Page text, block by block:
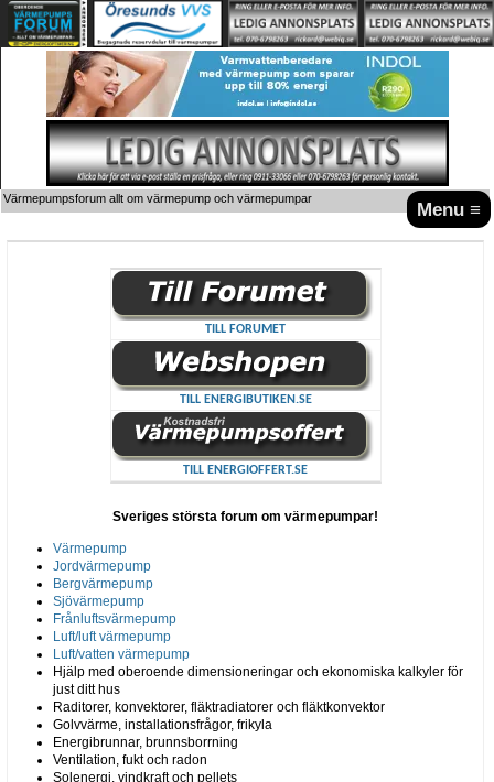
Menu ≡
Värmepumpsforum allt om värmepump och värmepumpar
TILL FORUMET
TILL ENERGIBUTIKEN.SE
TILL ENERGIOFFERT.SE
Sveriges största forum om värmepumpar!
Värmepump
Jordvärmepump
Bergvärmepump
Sjövärmepump
Frånluftsvärmepump
Luft/luft värmepump
Luft/vatten värmepump
Hjälp med oberoende dimensioneringar och ekonomiska kalkyler för
just ditt hus
Raditorer, konvektorer, fläktradiatorer och fläktkonvektor
Golvvärme, installationsfrågor, frikyla
Energibrunnar, brunnsborrning
Ventilation, fukt och radon
Solenergi, vindkraft och pellets